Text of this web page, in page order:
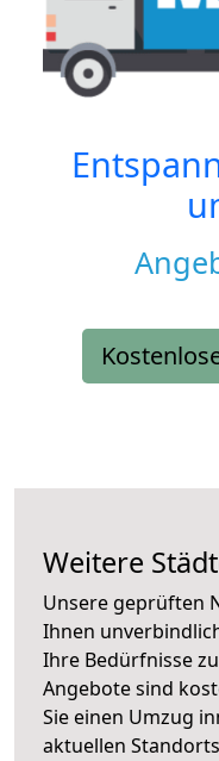
Weitere
Unsere geprüften
Ihnen
Ihre Bedürfnisse
Angebote sind
Sie einen Umzug
aktuellen